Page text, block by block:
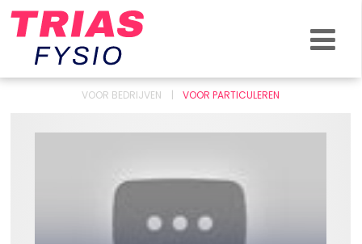
VOOR BEDRIJVEN VOOR PARTICULEREN
KLACHTEN & BLESSURES